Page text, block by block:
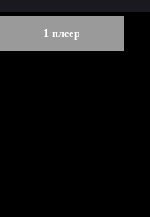
1 плеер